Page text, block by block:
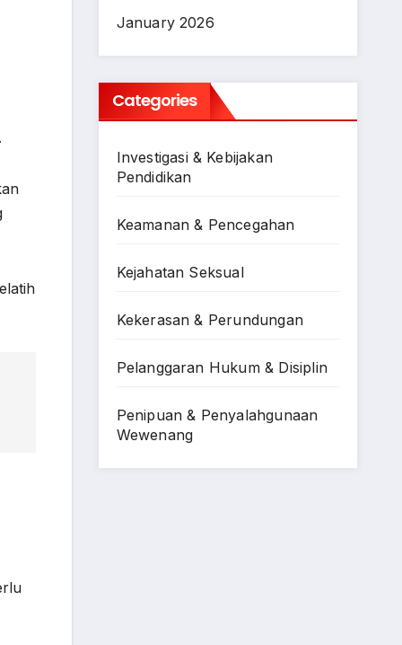
January 2026
Categories
Investigasi & Kebijakan
Pendidikan
Keamanan & Pencegahan
Kejahatan Seksual
Kekerasan & Perundungan
Pelanggaran Hukum & Disiplin
Penipuan & Penyalahgunaan
Wewenang